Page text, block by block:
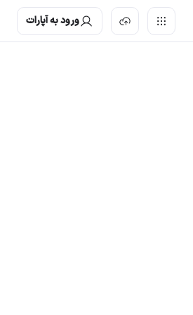
ورود به آپارات